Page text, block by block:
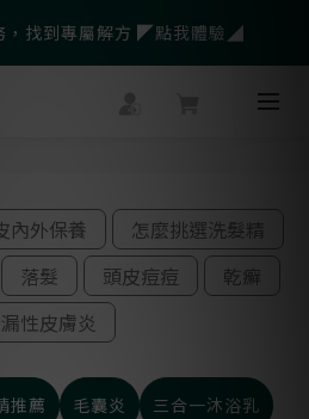
心組合限時優惠◤前往選購❤️◢
，找到專屬解方 ◤點我體驗◢
再送$500官網優惠券
內外保養
怎麼挑選洗髮精
落髮 頭皮痘痘
乾癬
性皮膚炎
推薦 毛囊炎 三合一沐浴乳